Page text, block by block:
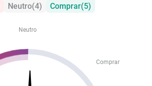
Neutro(4) Comprar(5)
Neutro
Comprar